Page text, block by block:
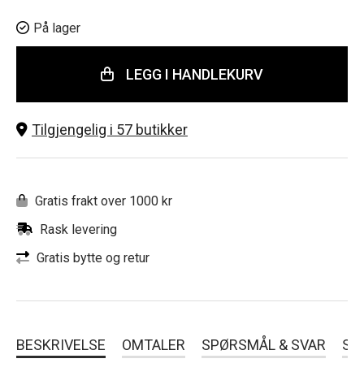
På lager
LEGG I HANDLEKURV
Tilgjengelig i 57 butikker
Gratis frakt over 1000 kr
Rask levering
Gratis bytte og retur
BESKRIVELSE OMTALER SPØRSMÅL & SVAR